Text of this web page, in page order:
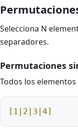
Selecciona N
separadores.
Permutaciones
Todos los
[1|2|3|4]